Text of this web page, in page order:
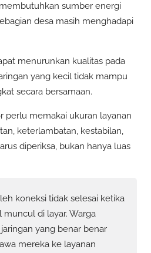
sumber energi
desa masih menghadapi
menurunkan kualitas pada
yang kecil tidak mampu
secara bersamaan.
perlu memakai ukuran layanan
keterlambatan, kestabilan,
diperiksa, bukan hanya luas
koneksi tidak selesai ketika
muncul di layar. Warga
yang benar benar
mereka ke layanan